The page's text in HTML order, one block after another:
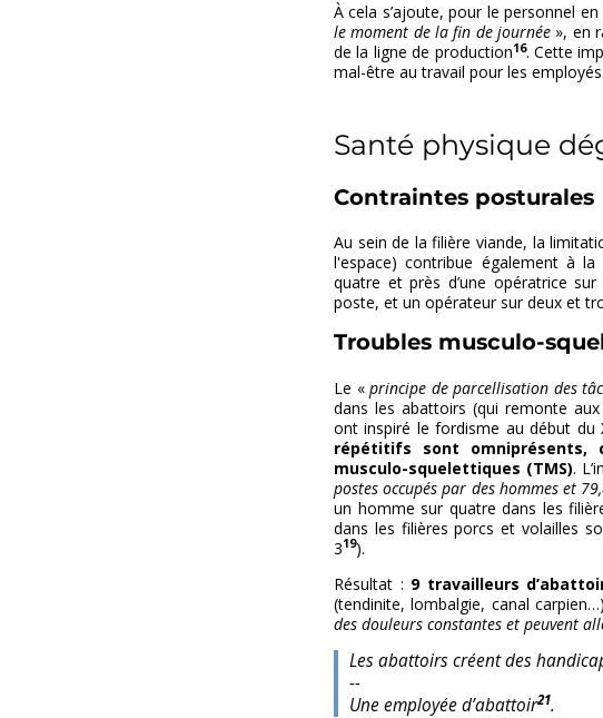
À cela s’ajoute, pour le personnel
le moment de la fin de journée », en
de la ligne de production16. Cette
mal-être au travail pour les employés.
Santé physique
Contraintes posturales
Au sein de la filière viande, la
l'espace) contribue également à
quatre et près d’une opératrice
poste, et un opérateur sur deux et
Troubles musculo-
Le «principe de parcellisation des
dans les abattoirs (qui remonte
ont inspiré le fordisme au début du
répétitifs sont
musculo-squelettiques (TMS).
postes occupés par des hommes et
un homme sur quatre dans les
dans les filières porcs et volailles
319).
Résultat : 9 travailleurs
(tendinite, lombalgie, canal
des douleurs constantes et peuvent
Les abattoirs créent des
--
Une employée d’abattoir21.